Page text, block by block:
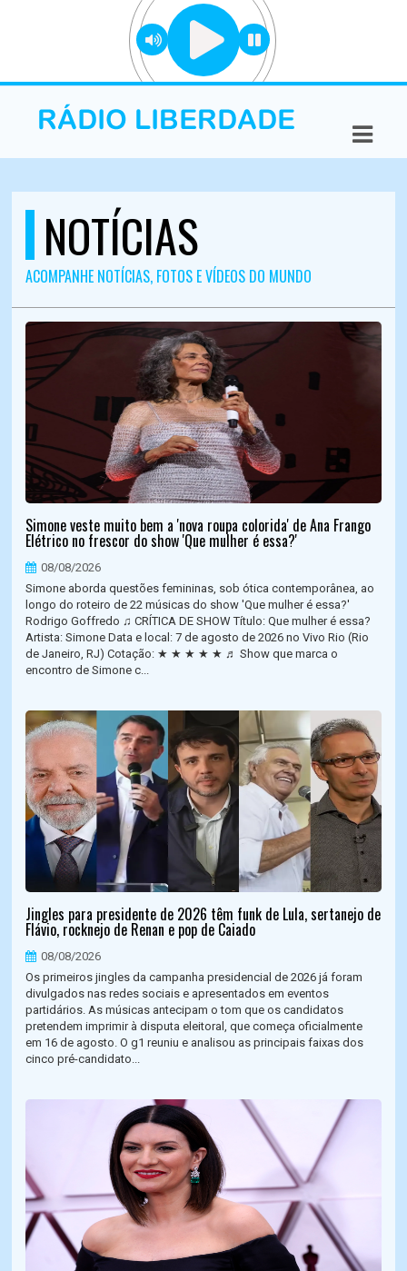
NOTÍCIAS
ACOMPANHE NOTÍCIAS, FOTOS E VÍDEOS DO MUNDO
Simone veste muito bem a 'nova roupa colorida' de Ana Frango
Elétrico no frescor do show 'Que mulher é essa?'
08/08/2026
Simone aborda questões femininas, sob ótica contemporânea, ao
longo do roteiro de 22 músicas do show 'Que mulher é essa?'
Rodrigo Goffredo ♫ CRÍTICA DE SHOW Título: Que mulher é essa?
Artista: Simone Data e local: 7 de agosto de 2026 no Vivo Rio (Rio
de Janeiro, RJ) Cotação: ★ ★ ★ ★ ★ ♬ Show que marca o
encontro de Simone c...
Jingles para presidente de 2026 têm funk de Lula, sertanejo de
Flávio, rocknejo de Renan e pop de Caiado
08/08/2026
Os primeiros jingles da campanha presidencial de 2026 já foram
divulgados nas redes sociais e apresentados em eventos
partidários. As músicas antecipam o tom que os candidatos
pretendem imprimir à disputa eleitoral, que começa oficialmente
em 16 de agosto. O g1 reuniu e analisou as principais faixas dos
cinco pré-candidato...